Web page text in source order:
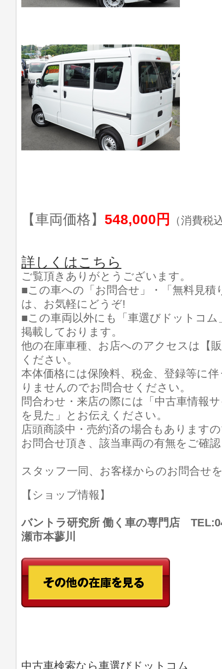
【車両価格】 548,000円 （消費税
詳しくはこちら
ご覧頂きありがとうございます。
■この車への「お問合せ」・「無料見積
は、お気軽にどうぞ!
■この車両以外にも「車選びドットコ
掲載しております。
他の在庫車種、お店へのアクセスは【
ください。
本体価格には保険料、税金、登録等に
りませんのでお問合せください。
問合わせ・来店の際には「中古車情報
を見た」とお伝えください。
店頭商談中・売約済の場合もあります
お問合せ頂き、該当車両の有無をご確
スタッフ一同、お客様からのお問合せ
【ショップ情報】
バントラ研究所 働く車の専門店
瀬市本蓼川
中古車検索なら車選びドットコム